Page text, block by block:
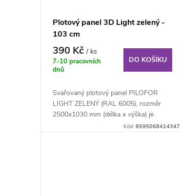
Plotový panel 3D Light zelený -
103 cm
390 Kč/ ks
7-10 pracovních
dnů
DO KOŠÍKU
Svařovaný plotový panel PILOFOR
LIGHT ZELENÝ (RAL 6005), rozměr
2500x1030 mm (délka x výška) je
Kód:8595068414347